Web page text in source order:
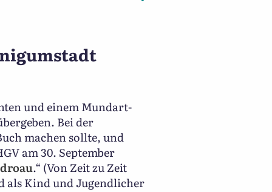
und einem Mundart-
Bei der
machen sollte, und
am 30. September
.“ (Von Zeit zu Zeit
als Kind und Jugendlicher